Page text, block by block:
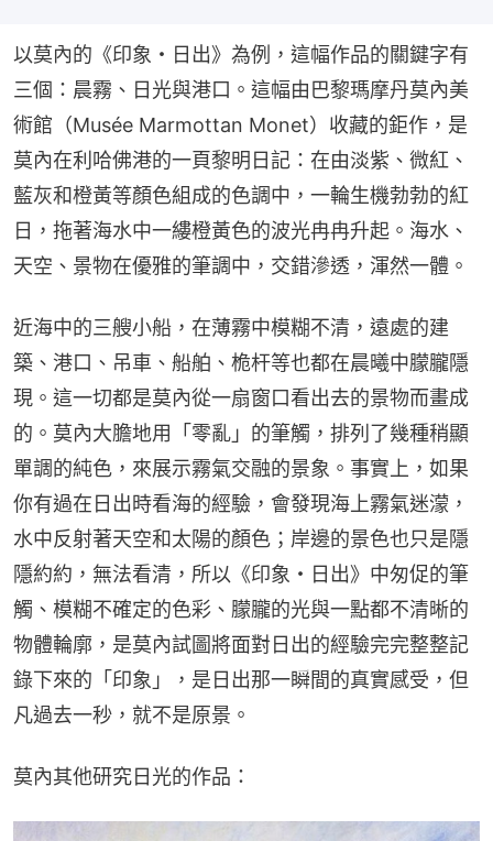
以莫內的《印象・日出》為例，這幅作品的關鍵字有
三個：晨霧、日光與港口。這幅由巴黎瑪摩丹莫內美
術館（Musée Marmottan Monet）收藏的鉅作，是
莫內在利哈佛港的一頁黎明日記：在由淡紫、微紅、
藍灰和橙黃等顏色組成的色調中，一輪生機勃勃的紅
日，拖著海水中一縷橙黃色的波光冉冉升起。海水、
天空、景物在優雅的筆調中，交錯滲透，渾然一體。
近海中的三艘小船，在薄霧中模糊不清，遠處的建
築、港口、吊車、船舶、桅杆等也都在晨曦中朦朧隱
現。這一切都是莫內從一扇窗口看出去的景物而畫成
的。莫內大膽地用「零亂」的筆觸，排列了幾種稍顯
單調的純色，來展示霧氣交融的景象。事實上，如果
你有過在日出時看海的經驗，會發現海上霧氣迷濛，
水中反射著天空和太陽的顏色；岸邊的景色也只是隱
隱約約，無法看清，所以《印象・日出》中匆促的筆
觸、模糊不確定的色彩、朦朧的光與一點都不清晰的
物體輪廓，是莫內試圖將面對日出的經驗完完整整記
錄下來的「印象」，是日出那一瞬間的真實感受，但
凡過去一秒，就不是原景。
莫內其他研究日光的作品：